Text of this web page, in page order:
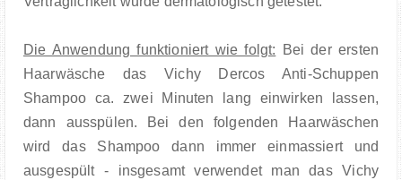
Die Anwendung funktioniert wie folgt: Bei der ersten
Haarwäsche das Vichy Dercos Anti-Schuppen
Shampoo ca. zwei Minuten lang einwirken lassen,
dann ausspülen. Bei den folgenden Haarwäschen
wird das Shampoo dann immer einmassiert und
ausgespült - insgesamt verwendet man das Vichy